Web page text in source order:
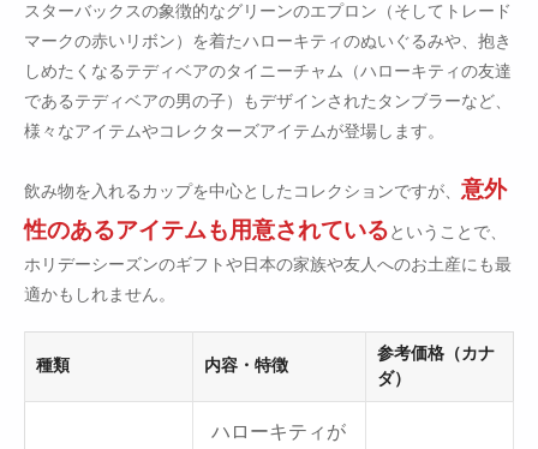
スターバックスの象徴的なグリーンのエプロン（そしてトレード
マークの赤いリボン）を着たハローキティのぬいぐるみや、抱き
しめたくなるテディベアのタイニーチャム（ハローキティの友達
であるテディベアの男の子）もデザインされたタンブラーなど、
様々なアイテムやコレクターズアイテムが登場します。
飲み物を入れるカップを中心としたコレクションですが、 意外
性のあるアイテムも用意されているということで、
ホリデーシーズンのギフトや日本の家族や友人へのお土産にも最
適かもしれません。
種類 内容・特徴
参考価格（カナ
ダ）
ハローキティが